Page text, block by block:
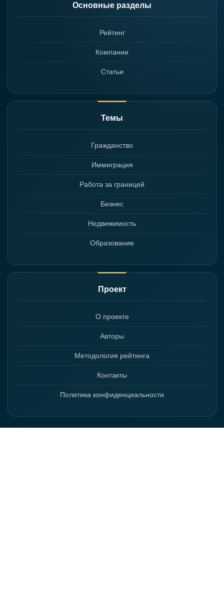
Основные разделы
Рейтинг
Компании
Статьи
Темы
Гражданство
Иммиграция
Работа за границей
Бизнес
Недвижимость
Образование
Проект
О проекте
Авторы
Методология рейтинга
Контакты
Политика конфиденциальности